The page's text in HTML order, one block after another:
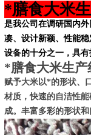
*膳食大米
是我公司在调研国内
凑、设计新颖、性能
设备的十分之一，具
*膳食大米生产
赋予大米以*的形状、
材质，快速的自洁性
成。丰富多彩的形状